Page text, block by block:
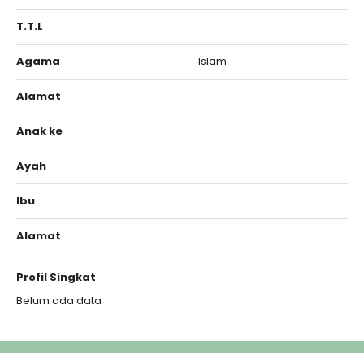
T.T.L
Agama Islam
Alamat
Anak ke
Ayah
Ibu
Alamat
Profil Singkat
Belum ada data